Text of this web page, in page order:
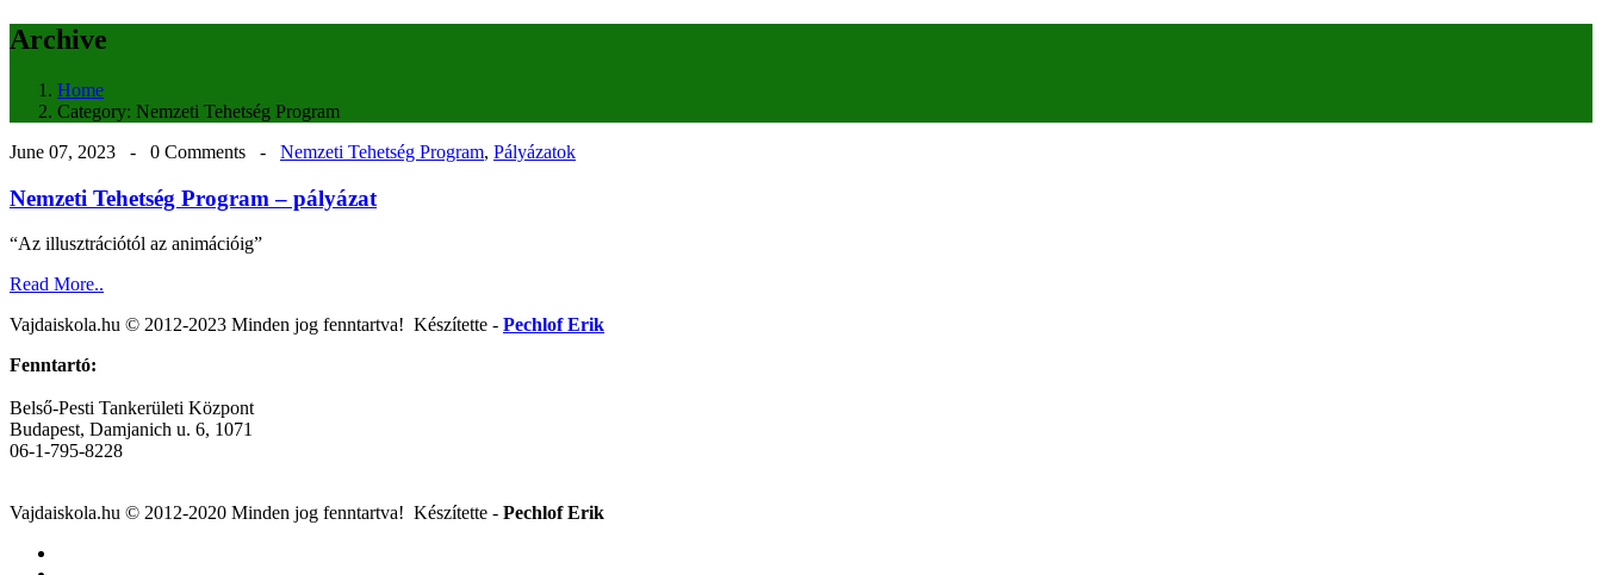
Archive
Home
Category: Nemzeti Tehetség Program
June 07, 2023 - 0 Comments - Nemzeti Tehetség Program, Pályázatok
Nemzeti Tehetség Program – pályázat
“Az illusztrációtól az animációig”
Read More..
Vajdaiskola.hu © 2012-2023 Minden jog fenntartva! ‎‎‏‏‎ ‎Készítette - Pechlof Erik
Fenntartó:
Belső-Pesti Tankerületi Központ
Budapest, Damjanich u. 6, 1071
06-1-795-8228
Vajdaiskola.hu © 2012-2020 Minden jog fenntartva! ‎‎‏‏‎ ‎Készítette - Pechlof Erik